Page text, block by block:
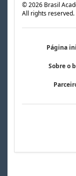
©2026 Brasil
All rights reserved.
Página
Sobre o